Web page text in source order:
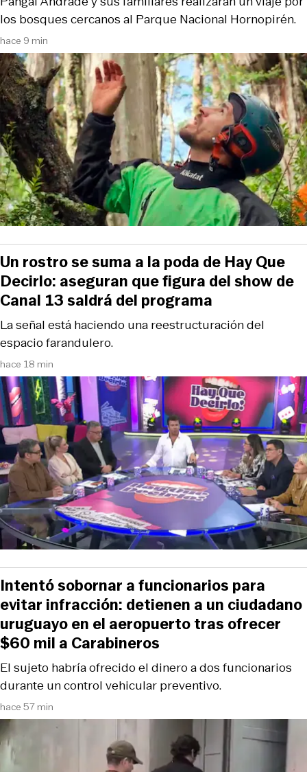
hace 9 min
los bosques cercanos al Parque Nacional Hornopirén.
hace 18 min
La señal está haciendo una reestructuración del
espacio farandulero.
Un rostro se suma a la poda de Hay Que
Decirlo: aseguran que figura del show de
Canal 13 saldrá del programa
hace 57 min
El sujeto habría ofrecido el dinero a dos funcionarios
durante un control vehicular preventivo.
Intentó sobornar a funcionarios para
evitar infracción: detienen a un ciudadano
uruguayo en el aeropuerto tras ofrecer
$60 mil a Carabineros